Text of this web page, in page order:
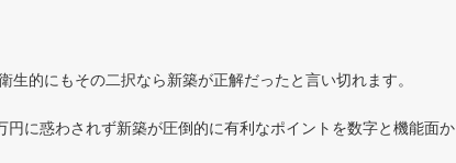
的にもその二択なら新築が正解だったと言い切れます。
に惑わされず新築が圧倒的に有利なポイントを数字と機能面か